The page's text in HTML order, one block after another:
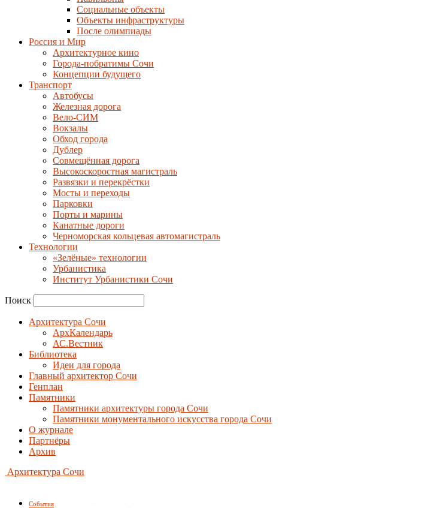
Социальные объекты
Объекты инфраструктуры
После олимпиады
Россия и Мир
Архитектурное кино
Города-побратимы Сочи
Концепции будущего
Транспорт
Автобусы
Железная дорога
Вело-СИМ
Вокзалы
Обход города
Дублер
Совмещённая дорога
Высокоскоростная магистраль
Развязки и перекрёстки
Мосты и переходы
Парковки
Порты и марины
Канатные дороги
Черноморская кольцевая автомагистраль
Технологии
«Зелёные» технологии
Урбанистика
Институт Урбанистики Сочи
Поиск
Архитектура Сочи
АрхКалендарь
АС.Вестник
Библиотека
Идеи для города
Главный архитектор Сочи
Генплан
Памятники
Памятники архитектуры города Сочи
Памятники монументального искусства города Сочи
О журнале
Партнёры
Архив
Архитектура Сочи
События